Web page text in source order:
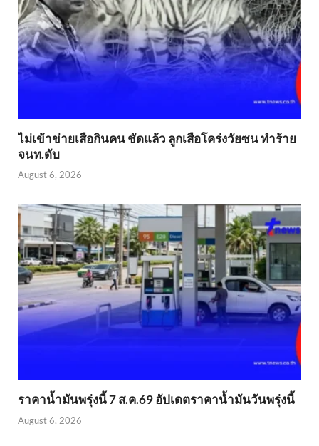
ไม่เข้าข่าย​เสือกินคน ชัดแล้ว ลูกเสือโคร่งวัยซน ทำร้าย
จนท.ดับ
August 6, 2026
ราคาน้ำมันพรุ่งนี้ 7 ส.ค.69 อัปเดตราคาน้ำมันวันพรุ่งนี้
August 6, 2026